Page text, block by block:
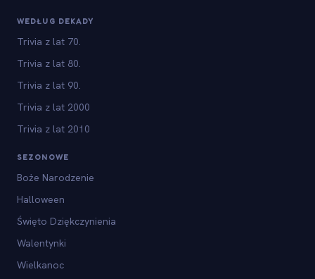
WEDŁUG DEKADY
Trivia z lat 70.
Trivia z lat 80.
Trivia z lat 90.
Trivia z lat 2000
Trivia z lat 2010
SEZONOWE
Boże Narodzenie
Halloween
Święto Dziękczynienia
Walentynki
Wielkanoc